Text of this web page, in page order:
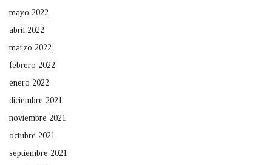
mayo 2022
abril 2022
marzo 2022
febrero 2022
enero 2022
diciembre 2021
noviembre 2021
octubre 2021
septiembre 2021